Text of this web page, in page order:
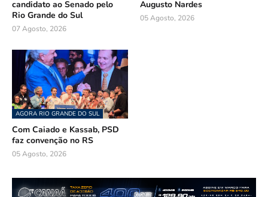
candidato ao Senado pelo
Rio Grande do Sul
07 Agosto, 2026
Augusto Nardes
05 Agosto, 2026
AGORA RIO GRANDE DO SUL
Com Caiado e Kassab, PSD
faz convenção no RS
05 Agosto, 2026